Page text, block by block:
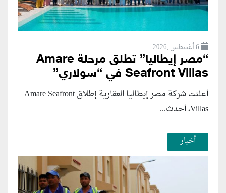
6 أغسطس ,2026
“مصر إيطاليا” تطلق مرحلة Amare
Seafront Villas في “سولاري”
أعلنت شركة مصر إيطاليا العقارية إطلاق Amare Seafront
Villas، أحدث...
أخبار